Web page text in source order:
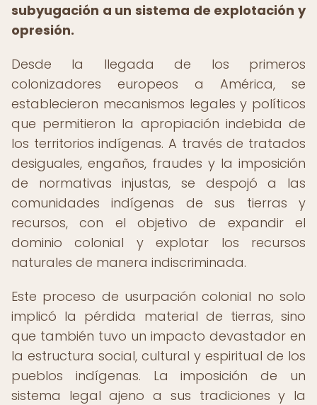
subyugación a un sistema de explotación y
opresión.
Desde la llegada de los primeros
colonizadores europeos a América, se
establecieron mecanismos legales y políticos
que permitieron la apropiación indebida de
los territorios indígenas. A través de tratados
desiguales, engaños, fraudes y la imposición
de normativas injustas, se despojó a las
comunidades indígenas de sus tierras y
recursos, con el objetivo de expandir el
dominio colonial y explotar los recursos
naturales de manera indiscriminada.
Este proceso de usurpación colonial no solo
implicó la pérdida material de tierras, sino
que también tuvo un impacto devastador en
la estructura social, cultural y espiritual de los
pueblos indígenas. La imposición de un
sistema legal ajeno a sus tradiciones y la